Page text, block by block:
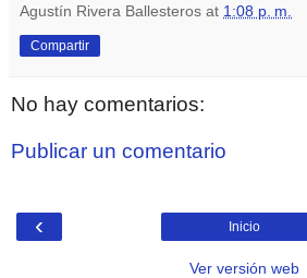
Agustín Rivera Ballesteros at 1:08 p. m.
Compartir
No hay comentarios:
Publicar un comentario
‹ Inicio
Ver versión web